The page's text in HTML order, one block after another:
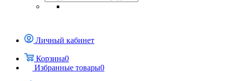
Личный кабинет
Корзина0
Избранные товары0